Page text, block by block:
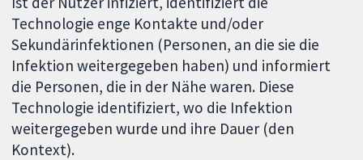
Technologie enge Kontakte und/oder
Sekundärinfektionen (Personen, an die sie die
Infektion weitergegeben haben) und informiert
die Personen, die in der Nähe waren. Diese
Technologie identifiziert, wo die Infektion
weitergegeben wurde und ihre Dauer (den
Kontext).